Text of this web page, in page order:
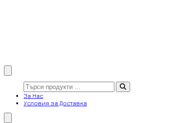
За Нас
Условия за Доставка